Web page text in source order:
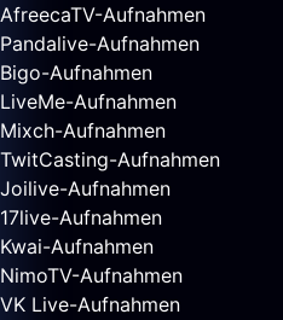
AfreecaTV-Aufnahmen
Pandalive-Aufnahmen
Bigo-Aufnahmen
LiveMe-Aufnahmen
Mixch-Aufnahmen
TwitCasting-Aufnahmen
Joilive-Aufnahmen
17live-Aufnahmen
Kwai-Aufnahmen
NimoTV-Aufnahmen
VK Live-Aufnahmen